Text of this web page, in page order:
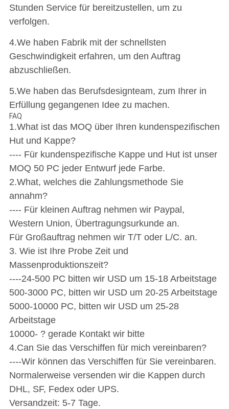
Stunden Service für bereitzustellen, um zu
verfolgen.
4.We haben Fabrik mit der schnellsten
Geschwindigkeit erfahren, um den Auftrag
abzuschließen.
5.We haben das Berufsdesignteam, zum Ihrer in
Erfüllung gegangenen Idee zu machen.
FAQ
1.What ist das MOQ über Ihren kundenspezifischen
Hut und Kappe?
---- Für kundenspezifische Kappe und Hut ist unser
MOQ 50 PC jeder Entwurf jede Farbe.
2.What, welches die Zahlungsmethode Sie
annahm?
---- Für kleinen Auftrag nehmen wir Paypal,
Western Union, Übertragungsurkunde an.
Für Großauftrag nehmen wir T/T oder L/C. an.
3. Wie ist Ihre Probe Zeit und
Massenproduktionszeit?
----24-500 PC bitten wir USD um 15-18 Arbeitstage
500-3000 PC, bitten wir USD um 20-25 Arbeitstage
5000-10000 PC, bitten wir USD um 25-28
Arbeitstage
10000- ? gerade Kontakt wir bitte
4.Can Sie das Verschiffen für mich vereinbaren?
----Wir können das Verschiffen für Sie vereinbaren.
Normalerweise versenden wir die Kappen durch
DHL, SF, Fedex oder UPS.
Versandzeit: 5-7 Tage.